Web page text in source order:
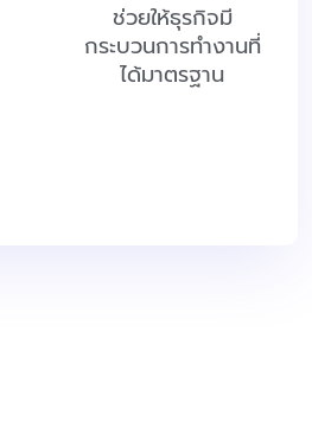
ช่วยให้ธุรกิจมี
กระบวนการทำงานที่
ได้มาตรฐาน